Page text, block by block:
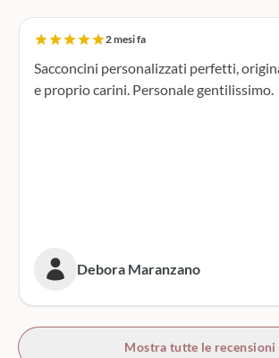
2 mesi fa
Sacconcini personalizzati perfetti,
e proprio carini. Personale gentilissimo.
Debora Maranzano
Mostra tutte le recensioni